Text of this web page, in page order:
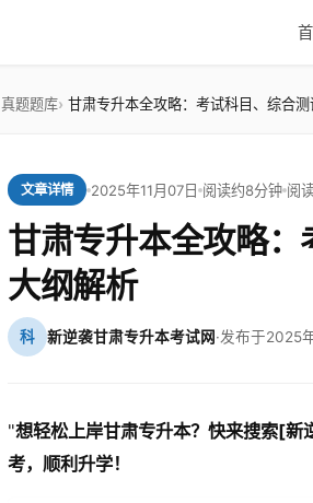
真题题库 甘肃专升本全攻略：考试科目、综合
文章详情 2025年11月07日 阅读约8分钟 阅
甘肃专升本全攻略
大纲解析
科 新逆袭甘肃专升本考试网·发布于2025
"想轻松上岸甘肃专升本？快来搜索[新
考，顺利升学！